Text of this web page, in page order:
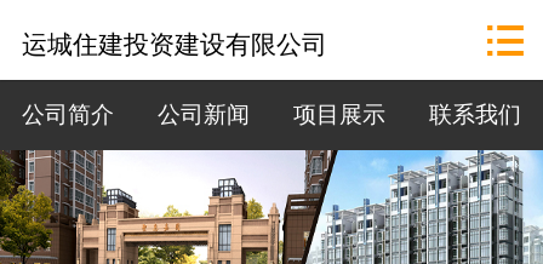
政策法规
资讯中心
运城住建投资建设有限公司 
公司简介 公司新闻 项目展示 联系我们